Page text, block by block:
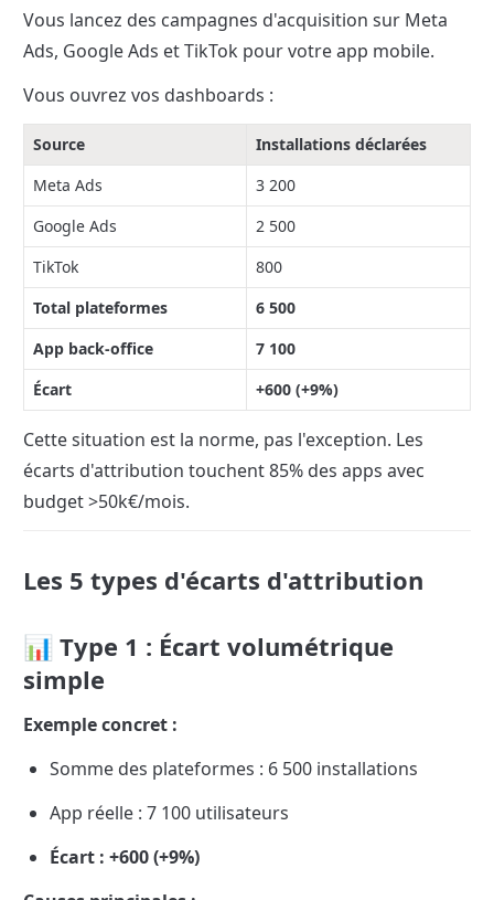
Vous lancez des campagnes d'acquisition sur Meta
Ads, Google Ads et TikTok pour votre app mobile.
Vous ouvrez vos dashboards :
Source
Installations déclarées
Meta Ads
3 200
Google Ads
2 500
TikTok
800
Total plateformes
6 500
App back-office
7 100
Écart
+600 (+9%)
Cette situation est la norme, pas l'exception. Les
écarts d'attribution touchent 85% des apps avec
budget >50k€/mois.
Les 5 types d'écarts d'attribution
📊 Type 1 : Écart volumétrique
simple
Exemple concret :
Somme des plateformes : 6 500 installations
App réelle : 7 100 utilisateurs
Écart : +600 (+9%)